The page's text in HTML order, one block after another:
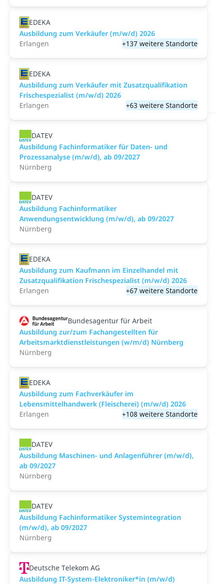
EDEKA
Ausbildung zum Verkäufer (m/w/d) 2026
Erlangen
+137 weitere Standorte
EDEKA
Ausbildung zum Verkäufer mit Zusatzqualifikation
Frischespezialist (m/w/d) 2026
Erlangen
+63 weitere Standorte
DATEV
Ausbildung Fachinformatiker für Daten- und
Prozessanalyse (m/w/d), ab 09/2027
Nürnberg
DATEV
Ausbildung Fachinformatiker
Anwendungsentwicklung (m/w/d), ab 09/2027
Nürnberg
EDEKA
Ausbildung zum Kaufmann im Einzelhandel mit
Zusatzqualifikation Frischespezialist (m/w/d) 2026
Erlangen
+67 weitere Standorte
Bundesagentur für Arbeit
Ausbildung zur/zum Fachangestellten für
Arbeitsmarktdienstleistungen (w/m/d) Nürnberg
Nürnberg
EDEKA
Ausbildung zum Fachverkäufer im
Lebensmittelhandwerk (Fleischerei) (m/w/d) 2026
Erlangen
+108 weitere Standorte
DATEV
Ausbildung Maschinen- und Anlagenführer (m/w/d),
ab 09/2027
Nürnberg
DATEV
Ausbildung Fachinformatiker Systemintegration
(m/w/d), ab 09/2027
Nürnberg
Deutsche Telekom AG
Ausbildung IT-System-Elektroniker*in (m/w/d)